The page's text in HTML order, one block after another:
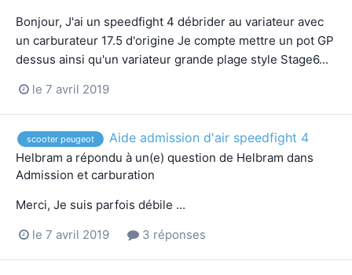
Bonjour, J'ai un speedfight 4 débrider au variateur avec
un carburateur 17.5 d'origine Je compte mettre un pot GP
dessus ainsi qu'un variateur grande plage style Stage6...
le 7 avril 2019
scooter peugeot Aide admission d'air speedfight 4
Helbram a répondu à un(e) question de Helbram dans
Admission et carburation
Merci, Je suis parfois débile ...
le 7 avril 2019 3 réponses